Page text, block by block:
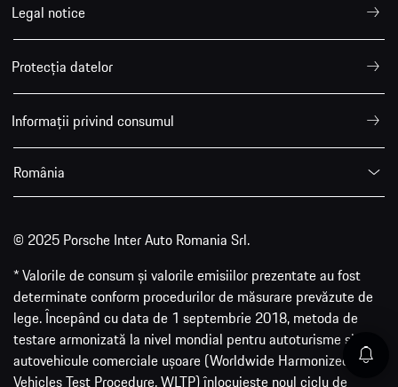
Legal notice
Protecția datelor
Informații privind consumul
România
© 2025 Porsche Inter Auto Romania Srl.
* Valorile de consum și valorile emisiilor prezentate au fost
determinate conform procedurilor de măsurare prevăzute de
lege. Începând cu data de 1 septembrie 2018, metoda de
testare armonizată la nivel mondial pentru autoturisme și
autovehicule comerciale ușoare (Worldwide Harmonized Light
Vehicles Test Procedure, WLTP) înlocuiește noul ciclu de